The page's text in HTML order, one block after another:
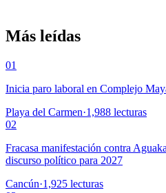
Más leídas
01
Inicia paro laboral en Complejo
Playa del Carmen·1,988 lecturas
02
Fracasa manifestación contra
discurso político para 2027
Cancún·1,925 lecturas